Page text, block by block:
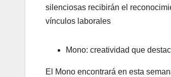
silenciosas recibirán el
vínculos laborales
Mono: creatividad que
El Mono encontrará en esta